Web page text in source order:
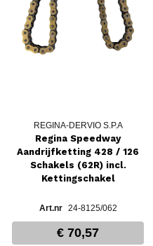
REGINA-DERVIO S.P.A
Regina Speedway
Aandrijfketting 428 / 126
Schakels (62R) incl.
Kettingschakel
24-8125/062
€ 70,57